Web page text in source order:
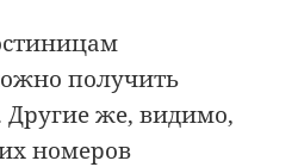
получить
же, видимо,
номеров